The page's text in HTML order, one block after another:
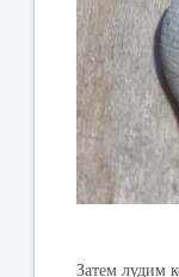
Затем лудим